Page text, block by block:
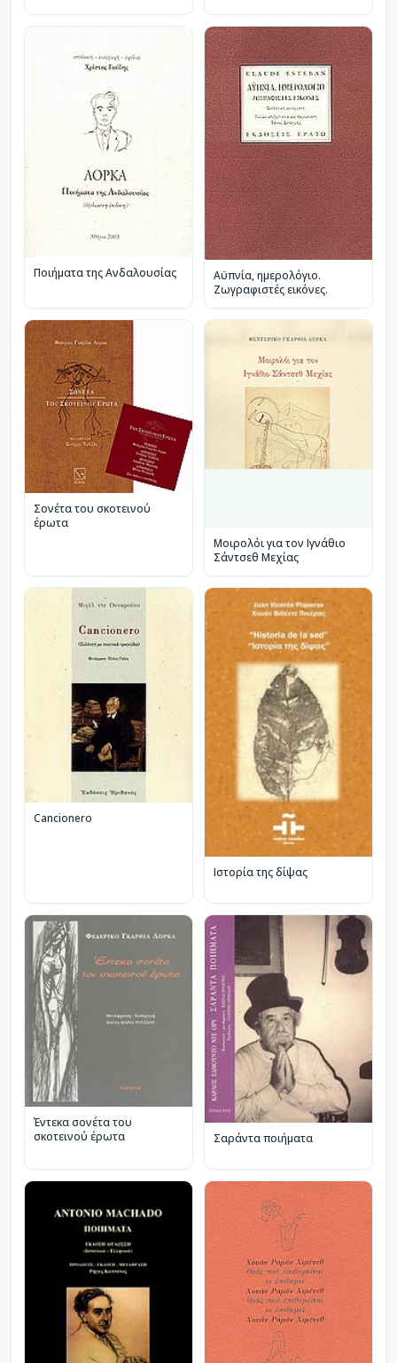
Ποιήματα της Ανδαλουσίας
Αϋπνία, ημερολόγιο.
Ζωγραφιστές εικόνες.
Σονέτα του σκοτεινού
έρωτα
Μοιρολόι για τον Ιγνάθιο
Σάντσεθ Μεχίας
Cancionero
Ιστορία της δίψας
Έντεκα σονέτα του
σκοτεινού έρωτα
Σαράντα ποιήματα